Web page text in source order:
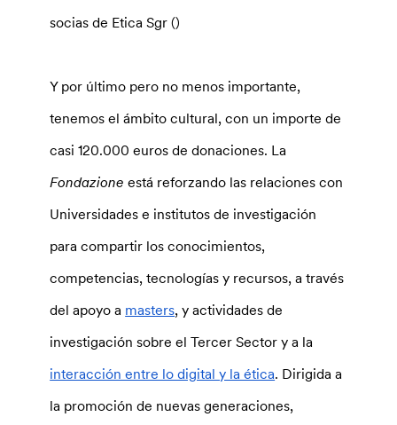
socias de Etica Sgr ()
Y por último pero no menos importante,
tenemos el ámbito cultural, con un importe de
casi 120.000 euros de donaciones. La
Fondazione está reforzando las relaciones con
Universidades e institutos de investigación
para compartir los conocimientos,
competencias, tecnologías y recursos, a través
del apoyo a masters, y actividades de
investigación sobre el Tercer Sector y a la
interacción entre lo digital y la ética. Dirigida a
la promoción de nuevas generaciones,